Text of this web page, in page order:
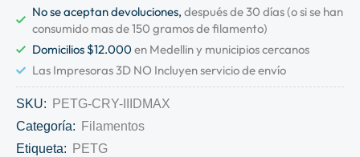
No se aceptan devoluciones, después de 30 días (o si se han
consumido mas de 150 gramos de filamento)
Domicilios $12.000en Medellin y municipios cercanos
Las Impresoras 3D NO Incluyen servicio de envío
SKU:
PETG-CRY-IIIDMAX
Categoría:
Filamentos
Etiqueta:
PETG